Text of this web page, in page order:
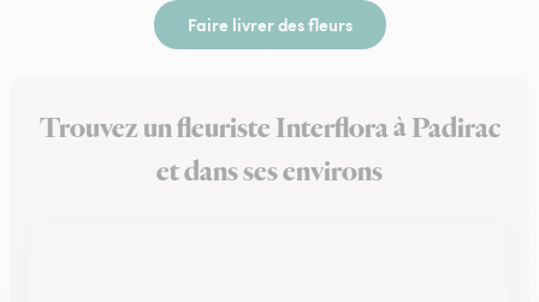
Faire livrer des fleurs
Trouvez un fleuriste Interflora à Padirac
et dans ses environs